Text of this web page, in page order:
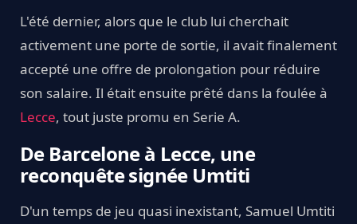
L'été dernier, alors que le club lui cherchait
activement une porte de sortie, il avait finalement
accepté une offre de prolongation pour réduire
son salaire. Il était ensuite prêté dans la foulée à
Lecce, tout juste promu en Serie A.
De Barcelone à Lecce, une
reconquête signée Umtiti
D'un temps de jeu quasi inexistant, Samuel Umtiti